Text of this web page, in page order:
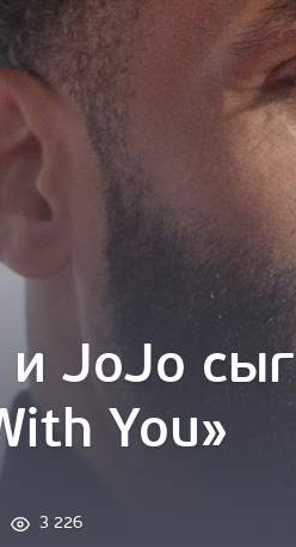
и JoJo
You»
3 226